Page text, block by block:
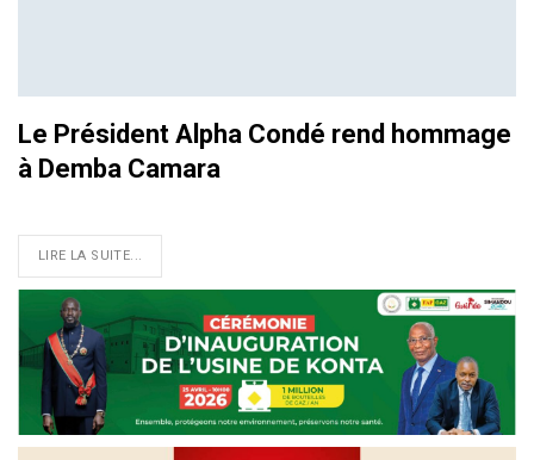
Le Président Alpha Condé rend hommage
à Demba Camara
LIRE LA SUITE...